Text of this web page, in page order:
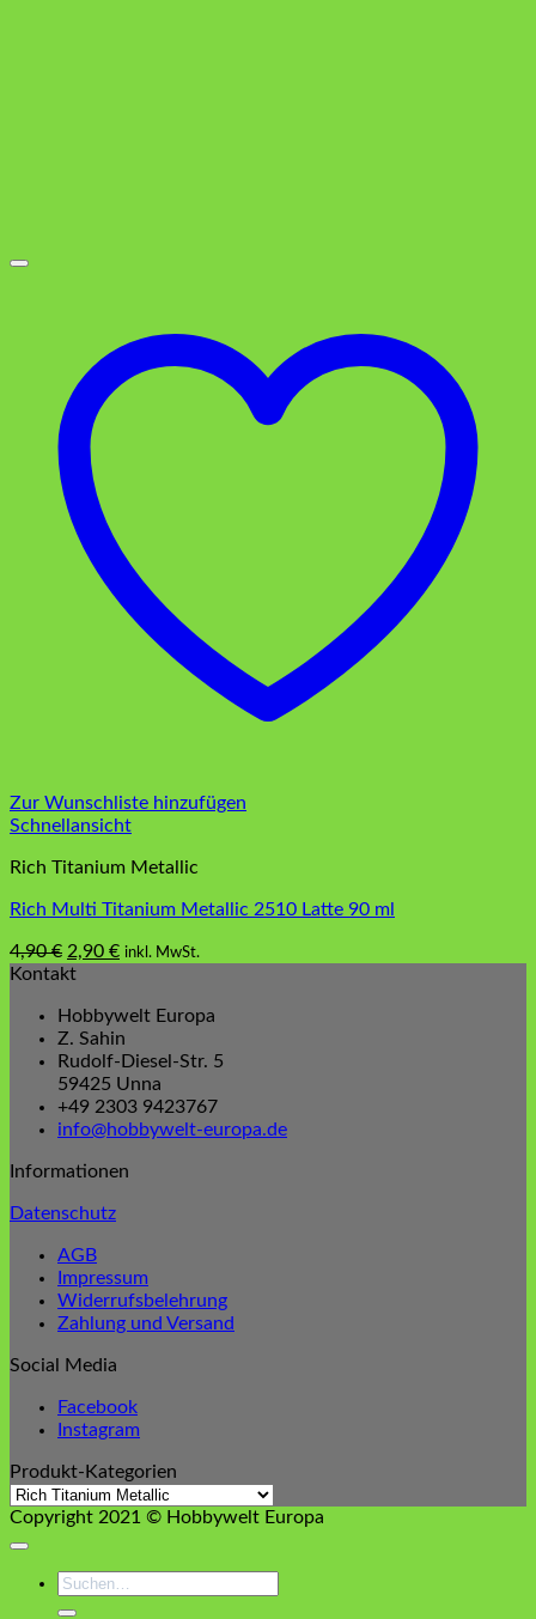
Zur Wunschliste hinzufügen
Schnellansicht
Rich Titanium Metallic
Rich Multi Titanium Metallic 2510 Latte 90 ml
4,90€ Ursprünglicher
Preis
4,90 €
2,90 €Aktueller
2,90 €.
inkl. MwSt.
Kontakt
Hobbywelt Europa
Z. Sahin
Rudolf-Diesel-Str. 5
59425 Unna
+49 2303 9423767
info@hobbywelt-europa.de
Informationen
Datenschutz
AGB
Impressum
Widerrufsbelehrung
Zahlung und Versand
Social Media
Facebook
Instagram
Produkt-Kategorien
Copyright 2021 © Hobbywelt Europa
Suchen